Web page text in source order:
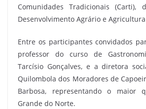
Comunidades Tradicionais (Carti),
Desenvolvimento Agrário e
Entre os participantes convidados
professor do curso de
Tarcísio Gonçalves, e a diretora
Quilombola dos Moradores de
Barbosa, representando o maior
Grande do Norte.